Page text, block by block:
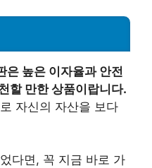
은 높은 이자율과 안전
할 만한 상품이랍니다.
자신의 자산을 보다
다면, 꼭 지금 바로 가